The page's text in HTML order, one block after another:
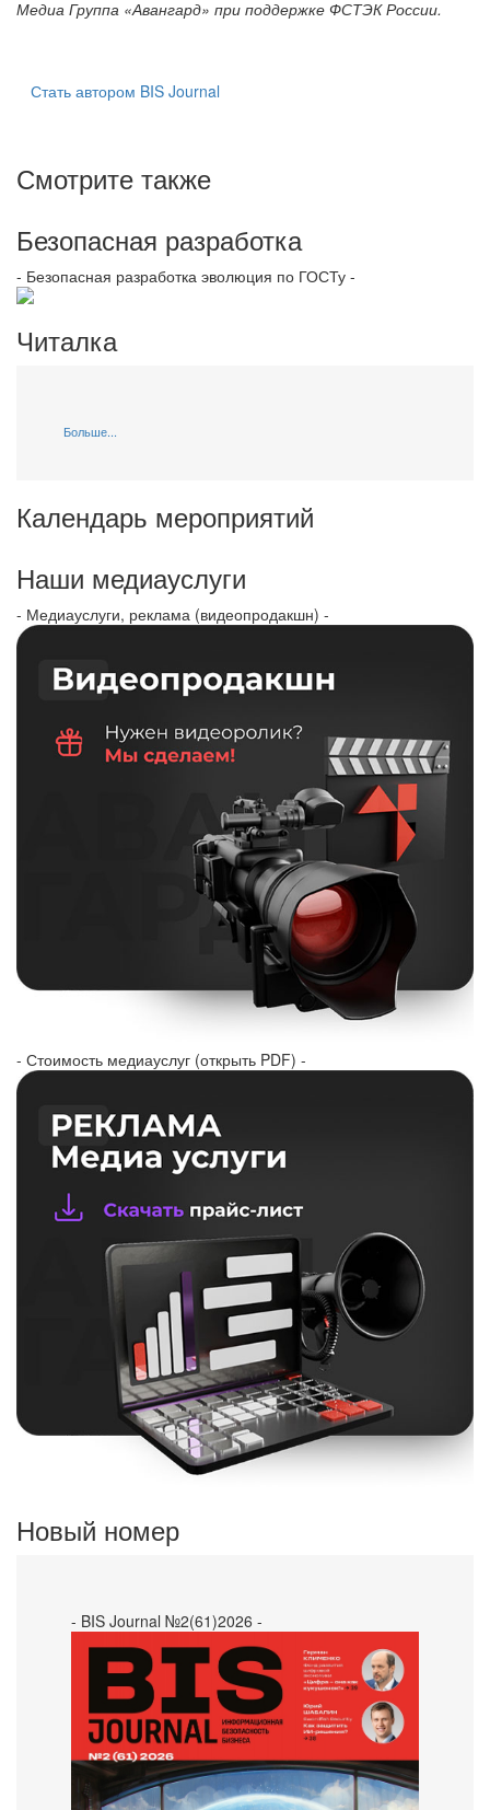
Медиа Группа «Авангард» при поддержке ФСТЭК России.
Стать автором BIS Journal
Смотрите также
Безопасная разработка
- Безопасная разработка эволюция по ГОСТу -
Читалка
Больше...
Календарь мероприятий
Наши медиауслуги
- Медиауслуги, реклама (видеопродакшн) -
- Стоимость медиауслуг (открыть PDF) -
Новый номер
- BIS Journal №2(61)2026 -